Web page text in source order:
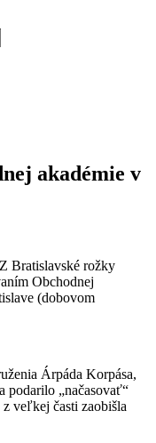
akadémie v
Bratislavské rožky
Obchodnej
(dobovom
Árpáda Korpása,
podarilo „načasovať“
veľkej časti zaobišla